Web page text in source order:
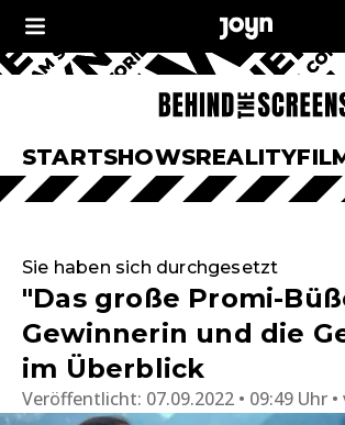
STARTSHOWSREALITY
Sie haben sich durchgesetzt
"Das große Promi-
Gewinnerin und die
im Überblick
Veröffentlicht: 07.09.2022 • 09:49 Uhr